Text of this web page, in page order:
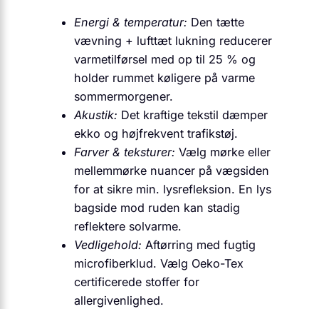
Energi & temperatur: Den tætte
vævning + lufttæt lukning reducerer
varmetilførsel med op til 25 % og
holder rummet køligere på varme
sommermorgener.
Akustik: Det kraftige tekstil dæmper
ekko og højfrekvent trafikstøj.
Farver & teksturer: Vælg mørke eller
mellemmørke nuancer på vægsiden
for at sikre min. lysrefleksion. En lys
bagside mod ruden kan stadig
reflektere solvarme.
Vedligehold: Aftørring med fugtig
microfiberklud. Vælg Oeko-Tex
certificerede stoffer for
allergivenlighed.